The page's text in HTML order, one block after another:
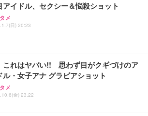
アイドル、セクシー＆悩殺ショット
メ
日) 20:23
これはヤバい!! 思わず目がクギづけのア
ル・女子アナ グラビアショット
メ
金) 23:22